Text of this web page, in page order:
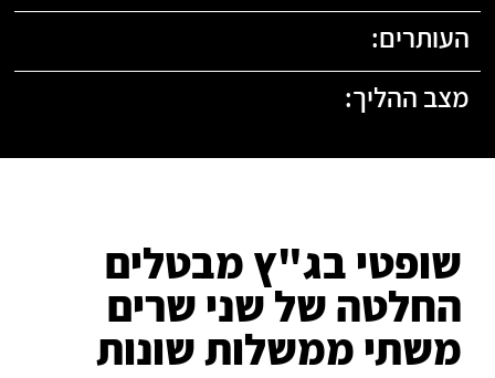
העותרים:
מצב ההליך:
שופטי בג"ץ מבטלים
החלטה של שני שרים
משתי ממשלות שונות